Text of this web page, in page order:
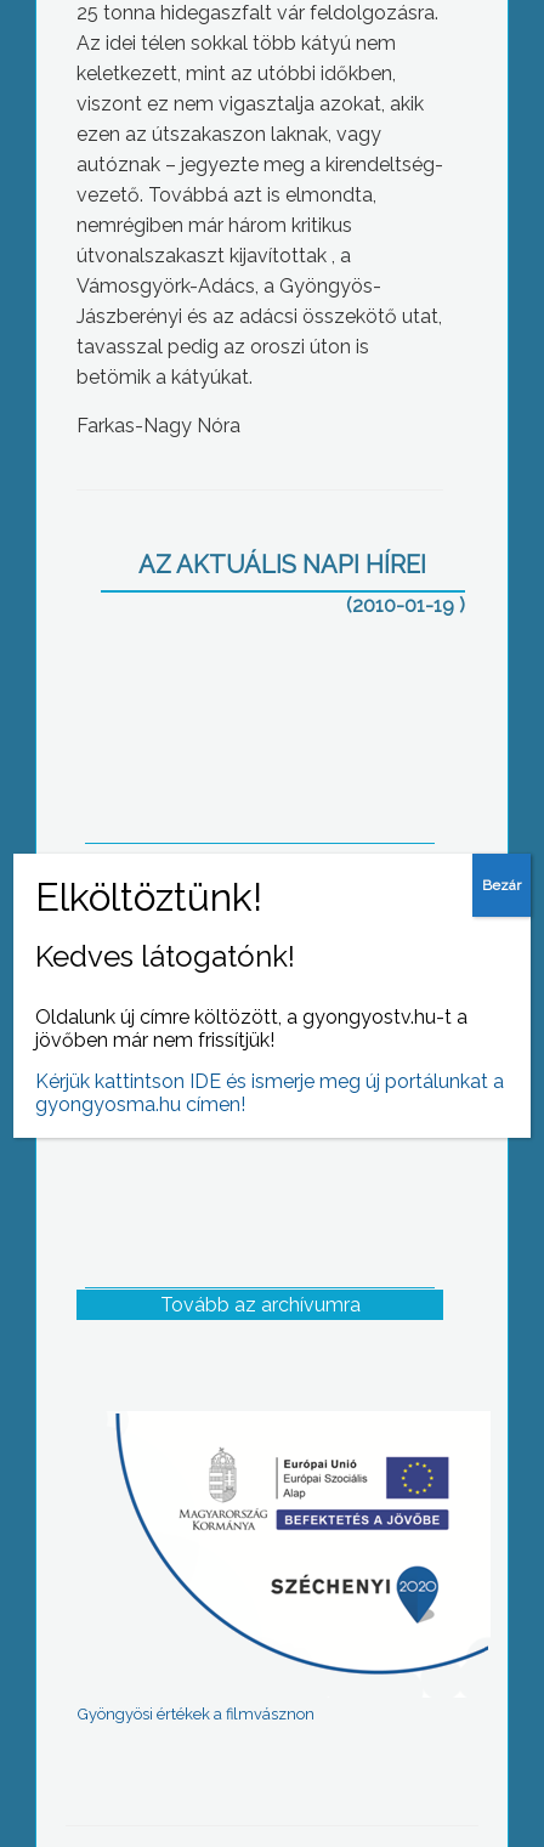
25 tonna hidegaszfalt vár feldolgozásra.
Az idei télen sokkal több kátyú nem
keletkezett, mint az utóbbi időkben,
viszont ez nem vigasztalja azokat, akik
ezen az útszakaszon laknak, vagy
autóznak – jegyezte meg a kirendeltség-
vezető. Továbbá azt is elmondta,
nemrégiben már három kritikus
útvonalszakaszt kijavítottak , a
Vámosgyörk-Adács, a Gyöngyös-
Jászberényi és az adácsi összekötő utat,
tavasszal pedig az oroszi úton is
betömik a kátyúkat.
Farkas-Nagy Nóra
AZ AKTUÁLIS NAPI HÍREI
(2010-01-19 )
üzemeltető HospInvest felszámolása
kapcsán
A Cseh Tamás Kör, a
gyöngyössolymosi önkormányzat és
Hagyományőrző Egyesület
támogatásával különleges kiállítást
szervezett a községben
Tovább az archívumra
Gyöngyösi értékek a filmvásznon
Kedves látogatónk!
Oldalunk új címre költözött, a gyongyostv.hu-t a
jövőben már nem frissítjük!
Kérjük kattintson IDE és ismerje meg új portálunkat a
gyongyosma.hu címen!